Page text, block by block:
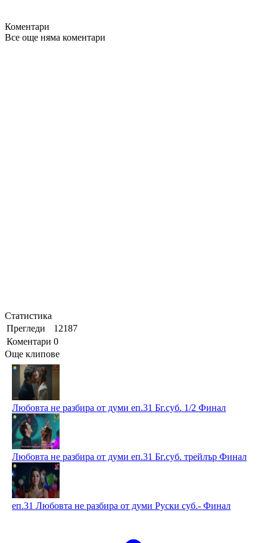
Коментари
Все още няма коментари
Статистика
Прегледи
12187
Коментари 0
Още клипове
Любовта не разбира от думи еп.31 Бг.суб. 1/2 Финал
Любовта не разбира от думи еп.31 Бг.суб. трейлър Финал
еп.31 Любовта не разбира от думи Руски суб.- Финал